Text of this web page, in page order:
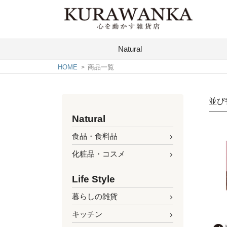
Natural
HOME 商品一覧
Natural
食品・食料品
化粧品・コスメ
Life Style
暮らしの雑貨
キッチン
並び